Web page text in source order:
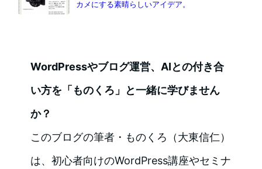
カメにする素晴らしいアイデア。
WordPressやブログ運営、AIとの付き合
い方を「ものくろ」と一緒に学びません
か？
このブログの筆者・ものくろ（大東信仁）
は、初心者向けのWordPress講座やセミナ